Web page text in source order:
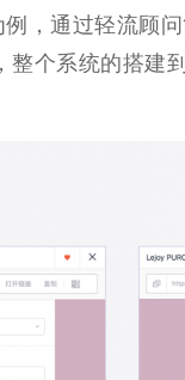
，通过轻流顾
整个系统的搭建